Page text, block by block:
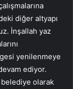
diğer altyapı
İnşallah yaz
yenilenmeye
ediyor.
olarak